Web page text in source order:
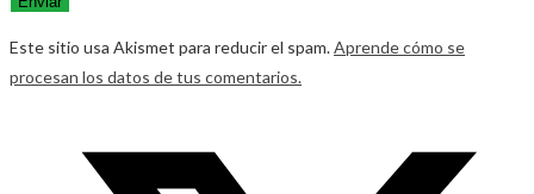
Este sitio usa Akismet para reducir el spam.Aprende cómo se
procesan los datos de tus comentarios.